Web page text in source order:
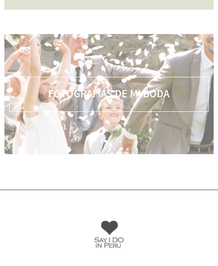
FOTOGRAFÍAS DE MI BODA